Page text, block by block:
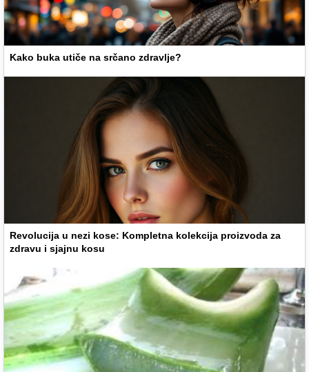
Kako buka utiče na srčano zdravlje?
Revolucija u nezi kose: Kompletna kolekcija proizvoda za
zdravu i sjajnu kosu